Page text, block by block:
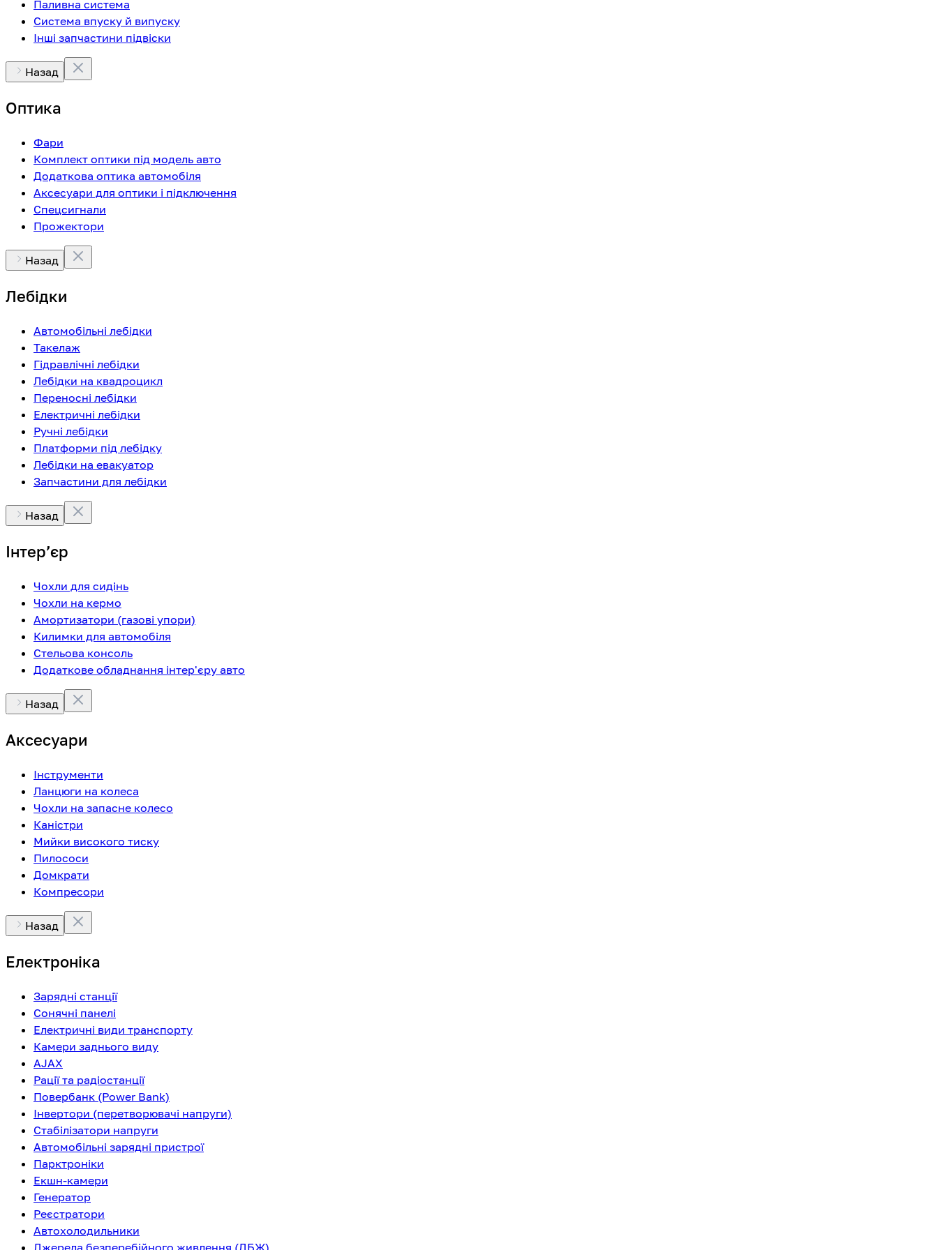
Паливна система
Система впуску й випуску
Інші запчастини підвіски
Назад
Оптика
Фари
Комплект оптики під модель авто
Додаткова оптика автомобіля
Аксесуари для оптики і підключення
Спецсигнали
Прожектори
Назад
Лебідки
Автомобільні лебідки
Такелаж
Гідравлічні лебідки
Лебідки на квадроцикл
Переносні лебідки
Електричні лебідки
Ручні лебідки
Платформи під лебідку
Лебідки на евакуатор
Запчастини для лебідки
Назад
Інтерʼєр
Чохли для сидінь
Чохли на кермо
Амортизатори (газові упори)
Килимки для автомобіля
Стельова консоль
Додаткове обладнання інтер'єру авто
Назад
Аксесуари
Інструменти
Ланцюги на колеса
Чохли на запасне колесо
Каністри
Мийки високого тиску
Пилососи
Домкрати
Компресори
Назад
Електроніка
Зарядні станції
Сонячні панелі
Електричні види транспорту
Камери заднього виду
AJAX
Рації та радіостанції
Повербанк (Power Bank)
Інвертори (перетворювачі напруги)
Стабілізатори напруги
Автомобільні зарядні пристрої
Парктроніки
Екшн-камери
Генератор
Реєстратори
Автохолодильники
Джерела безперебійного живлення (ДБЖ)